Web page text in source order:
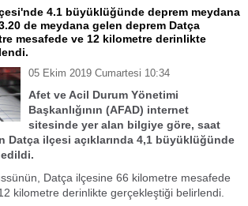
4.1 büyüklüğünde deprem meydana
de meydana gelen deprem Datça
mesafede ve 12 kilometre derinlikte
05 Ekim 2019 Cumartesi 10:34
Afet ve Acil Durum Yönetimi
Başkanlığının (AFAD) internet
sitesinde yer alan bilgiye göre, saat
Datça ilçesi açıklarında 4,1 büyüklüğünde
Datça ilçesine 66 kilometre mesafede
kilometre derinlikte gerçekleştiği belirlendi.